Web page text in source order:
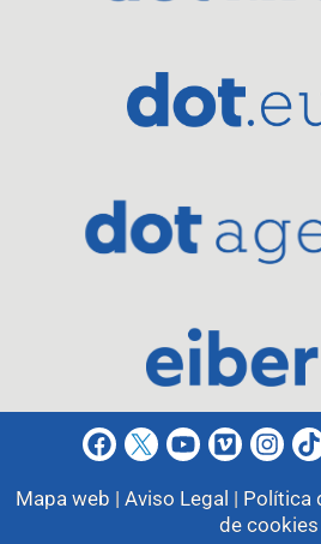
Mapa web | Aviso Legal | Política
de cookies